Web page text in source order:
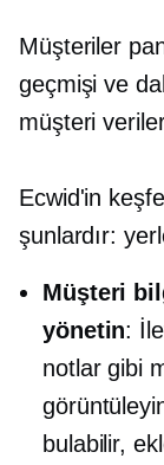
Müşteriler
geçmişi ve
müşteri
Ecwid'in
şunlardır:
Müşteri
yönetin:
notlar gibi
bulabilir,